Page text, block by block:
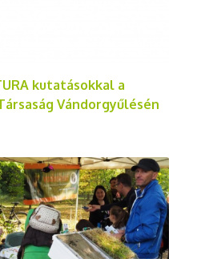
kutatásokkal a
Vándorgyűlésén